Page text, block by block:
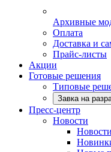
Архивные
Оплата
Доставка и
Прайс-листы
Акции
Готовые решения
Типовые
Завка на
Пресс-центр
Новости